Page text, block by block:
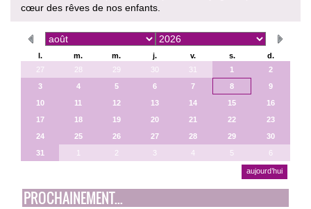
cœur des rêves de nos enfants.
l. m. m. j. v. s.
d.
27
28 29 30 31 1
2
3
4 5 6 7 8
9
10
11 12 13 14 15
16
17
18 19 20 21 22
23
24
25 26 27 28 29
30
31
1 2 3 4 5 6
aujourd’hui
PROCHAINEMENT...